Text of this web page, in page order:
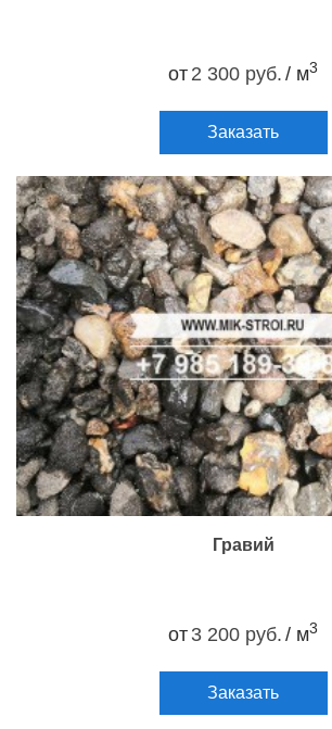
от 2 300 руб. / м3
Заказать
Гравий
от 3 200 руб. / м3
Заказать